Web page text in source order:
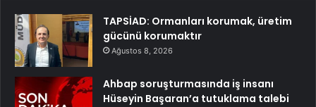
TAPSİAD: Ormanları korumak, üretim
gücünü korumaktır
Ağustos 8, 2026
Ahbap soruşturmasında iş insanı
Hüseyin Başaran’a tutuklama talebi